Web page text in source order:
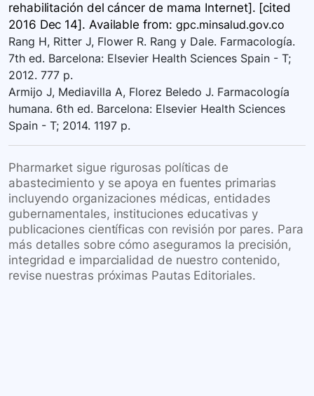
rehabilitación del cáncer de mama Internet]. [cited
2016 Dec 14]. Available from: gpc.minsalud.gov.co
Rang H, Ritter J, Flower R. Rang y Dale. Farmacología.
7th ed. Barcelona: Elsevier Health Sciences Spain - T;
2012. 777 p.
Armijo J, Mediavilla A, Florez Beledo J. Farmacología
humana. 6th ed. Barcelona: Elsevier Health Sciences
Spain - T; 2014. 1197 p.
Pharmarket sigue rigurosas políticas de
abastecimiento y se apoya en fuentes primarias
incluyendo organizaciones médicas, entidades
gubernamentales, instituciones educativas y
publicaciones científicas con revisión por pares. Para
más detalles sobre cómo aseguramos la precisión,
integridad e imparcialidad de nuestro contenido,
revise nuestras próximas Pautas Editoriales.